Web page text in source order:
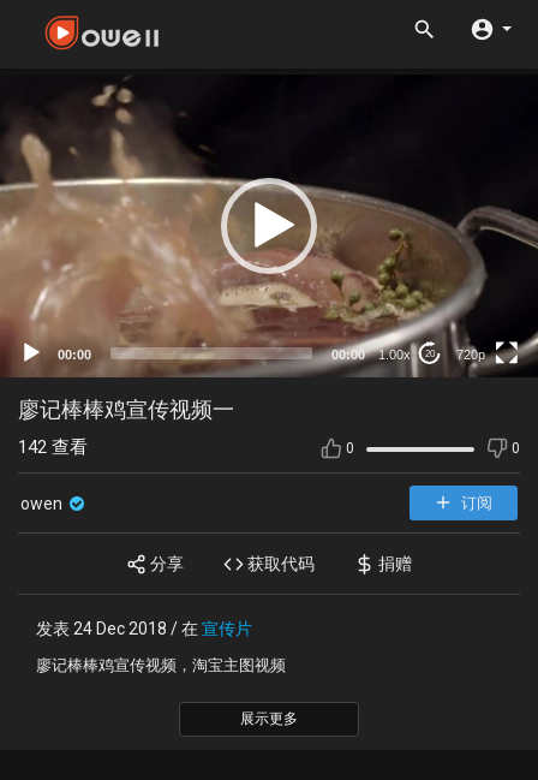
00:00 00:00 1.00x 20 720p
720p
360p
240p
auto
廖记棒棒鸡宣传视频一
0 0
142 查看
owen 订阅
分享 获取代码 捐赠
发表 24 Dec 2018 / 在宣传片
廖记棒棒鸡宣传视频，淘宝主图视频
展示更多